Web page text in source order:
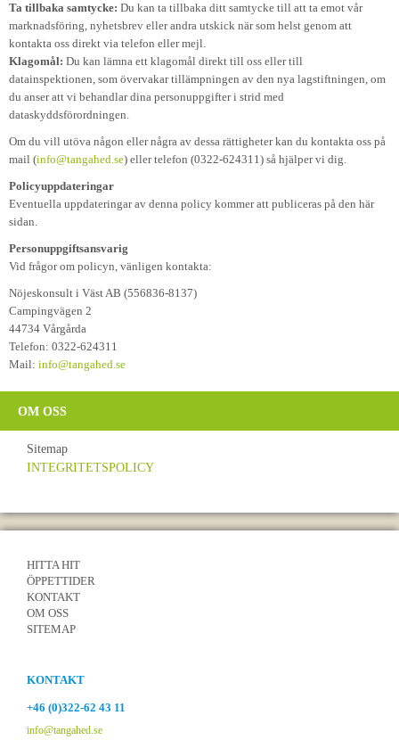
Ta tillbaka samtycke: Du kan ta tillbaka ditt samtycke till att ta emot vår
marknadsföring, nyhetsbrev eller andra utskick när som helst genom att
kontakta oss direkt via telefon eller mejl.
Klagomål: Du kan lämna ett klagomål direkt till oss eller till
datainspektionen, som övervakar tillämpningen av den nya lagstiftningen, om
du anser att vi behandlar dina personuppgifter i strid med
dataskyddsförordningen.
Om du vill utöva någon eller några av dessa rättigheter kan du kontakta oss på
mail (info@tangahed.se) eller telefon (0322-624311) så hjälper vi dig.
Policyuppdateringar
Eventuella uppdateringar av denna policy kommer att publiceras på den här
sidan.
Personuppgiftsansvarig
Vid frågor om policyn, vänligen kontakta:
Nöjeskonsult i Väst AB (556836-8137)
Campingvägen 2
44734 Vårgårda
Telefon: 0322-624311
Mail: info@tangahed.se
OM OSS
Sitemap
INTEGRITETSPOLICY
HITTA HIT
ÖPPETTIDER
KONTAKT
OM OSS
SITEMAP
KONTAKT
+46 (0)322-62 43 11
info@tangahed.se